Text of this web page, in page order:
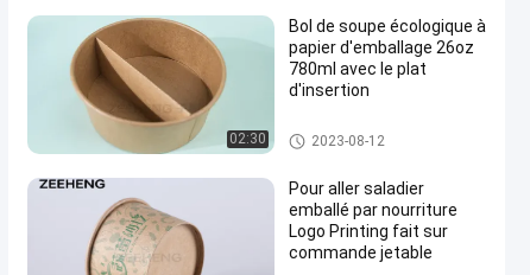
02:30
Bol de soupe écologique à
papier d'emballage 26oz
780ml avec le plat
d'insertion
Bols en papier sans plastique
2023-08-12
Pour aller saladier
emballé par nourriture
Logo Printing fait sur
commande jetable